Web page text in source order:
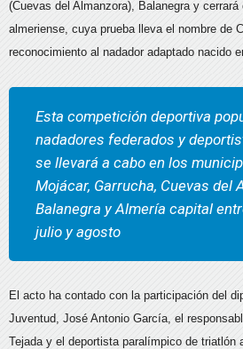
(Cuevas del Almanzora), Balanegra y
almeriense, cuya prueba lleva el nombre de
reconocimiento al nadador adaptado nacido
Esta competición deportiva
nadadores federados y
se llevará a cabo en los
Mojácar, Garrucha, Cuevas del
Balanegra y Almería capital
julio y agosto
El acto ha contado con la participación del
Juventud, José Antonio García, el
Tejada y el deportista paralímpico de triatlón